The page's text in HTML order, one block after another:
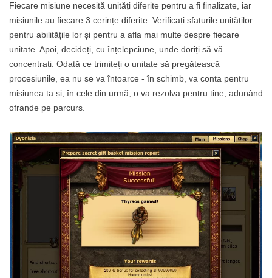
Fiecare misiune necesită unități diferite pentru a fi finalizate, iar
misiunile au fiecare 3 cerințe diferite. Verificați sfaturile unităților
pentru abilitățile lor și pentru a afla mai multe despre fiecare
unitate. Apoi, decideți, cu înțelepciune, unde doriți să vă
concentrați. Odată ce trimiteți o unitate să pregătească
procesiunile, ea nu se va întoarce - în schimb, va conta pentru
misiunea ta și, în cele din urmă, o va rezolva pentru tine, adunând
ofrande pe parcurs.